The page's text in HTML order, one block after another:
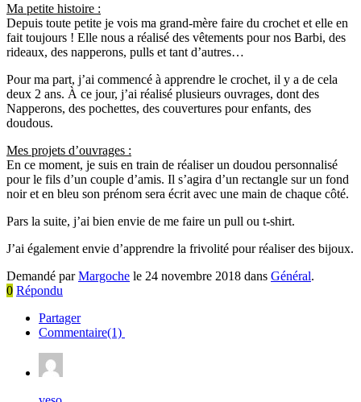
Ma petite histoire :
Depuis toute petite je vois ma grand-mère faire du crochet et elle en
fait toujours ! Elle nous a réalisé des vêtements pour nos Barbi, des
rideaux, des napperons, pulls et tant d’autres…
Pour ma part, j’ai commencé à apprendre le crochet, il y a de cela
deux 2 ans. À ce jour, j’ai réalisé plusieurs ouvrages, dont des
Napperons, des pochettes, des couvertures pour enfants, des
doudous.
Mes projets d’ouvrages :
En ce moment, je suis en train de réaliser un doudou personnalisé
pour le fils d’un couple d’amis. Il s’agira d’un rectangle sur un fond
noir et en bleu son prénom sera écrit avec une main de chaque côté.
Pars la suite, j’ai bien envie de me faire un pull ou t-shirt.
J’ai également envie d’apprendre la frivolité pour réaliser des bijoux.
Demandé parMargoche le 24 novembre 2018 dans Général.
0 Répondu
Partager
Commentaire(1)